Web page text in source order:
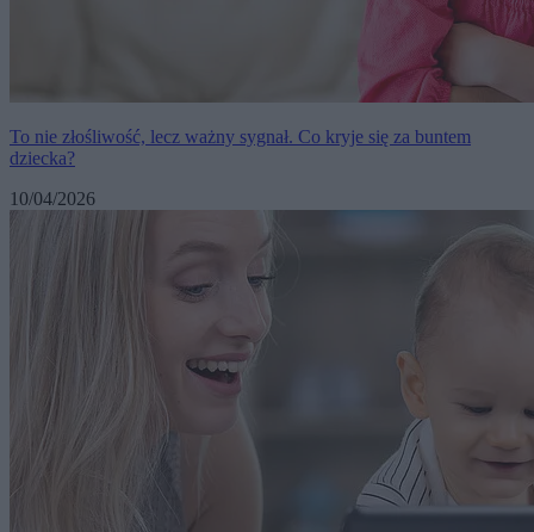
To nie złośliwość, lecz ważny sygnał. Co kryje się za buntem
dziecka?
10/04/2026